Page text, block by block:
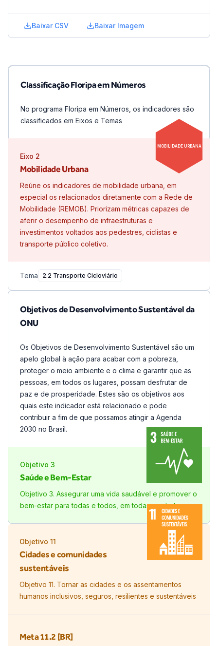
Baixar CSV Baixar Imagem
Classificação Floripa em Números
No programa Floripa em Números, os indicadores são
classificados em Eixos e Temas
Eixo 2
Mobilidade Urbana
Reúne os indicadores de mobilidade urbana, em
especial os relacionados diretamente com a Rede de
Mobilidade (REMOB). Priorizam métricas capazes de
aferir o desempenho de infraestruturas e
investimentos voltados aos pedestres, ciclistas e
transporte público coletivo.
MOBILIDADE URBANA
Tema 2.2 Transporte Cicloviário
Objetivos de Desenvolvimento Sustentável da
ONU
Os Objetivos de Desenvolvimento Sustentável são um
apelo global à ação para acabar com a pobreza,
proteger o meio ambiente e o clima e garantir que as
pessoas, em todos os lugares, possam desfrutar de
paz e de prosperidade. Estes são os objetivos aos
quais este indicador está relacionado e pode
contribuir a fim de que possamos atingir a Agenda
2030 no Brasil.
Objetivo 3
Saúde e Bem-Estar
Objetivo 3. Assegurar uma vida saudável e promover o
bem-estar para todas e todos, em todas as idades
Objetivo 11
Cidades e comunidades
sustentáveis
Objetivo 11. Tornar as cidades e os assentamentos
humanos inclusivos, seguros, resilientes e sustentáveis
Meta11.2 [BR]